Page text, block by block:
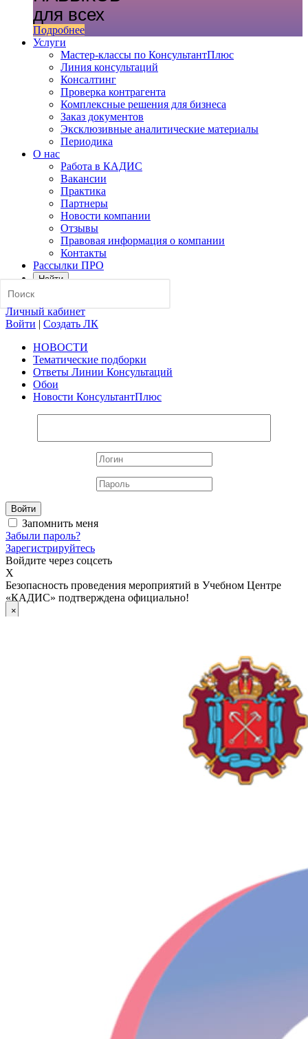
для всех
Подробнее
Услуги
Мастер-классы по КонсультантПлюс
Линия консультаций
Консалтинг
Проверка контрагента
Комплексные решения для бизнеса
Заказ документов
Эксклюзивные аналитические материалы
Периодика
О нас
Работа в КАДИС
Вакансии
Практика
Партнеры
Новости компании
Отзывы
Правовая информация о компании
Контакты
Рассылки ПРО
Найти
Личный кабинет
Войти | Создать ЛК
НОВОСТИ
Тематические подборки
Ответы Линии Консультаций
Обои
Новости КонсультантПлюс
Войти
Запомнить меня
Забыли пароль?
Зарегистрируйтесь
Войдите через соцсеть
X
Безопасность проведения мероприятий в Учебном Центре
«КАДИС» подтверждена официально!
×